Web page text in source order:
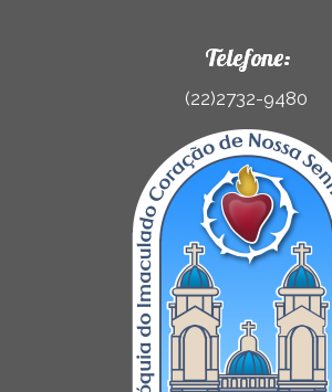
Telefone:
(22)2732-9480